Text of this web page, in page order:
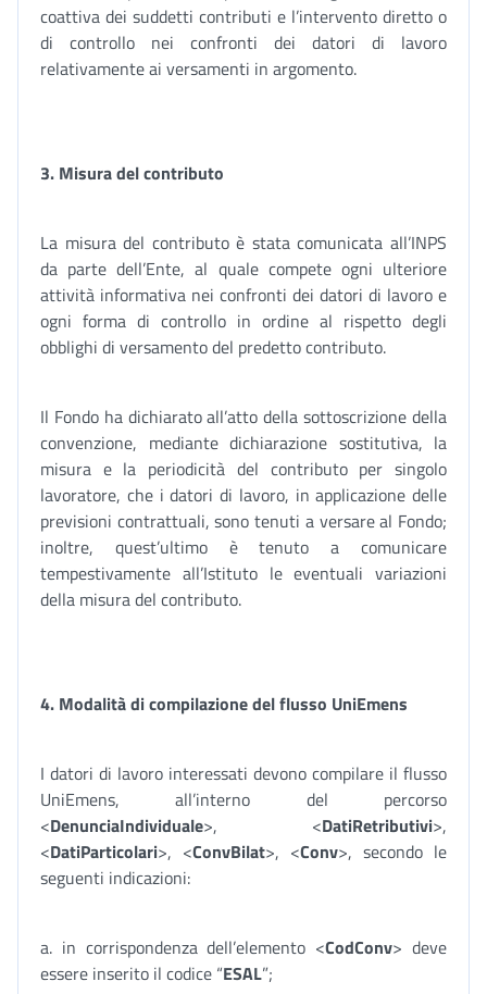
coattiva dei suddetti contributi e l’intervento diretto o
di controllo nei confronti dei datori di lavoro
relativamente ai versamenti in argomento.
3. Misura del contributo
La misura del contributo è stata comunicata all’INPS
da parte dell’Ente, al quale compete ogni ulteriore
attività informativa nei confronti dei datori di lavoro e
ogni forma di controllo in ordine al rispetto degli
obblighi di versamento del predetto contributo.
Il Fondo ha dichiarato all’atto della sottoscrizione della
convenzione, mediante dichiarazione sostitutiva, la
misura e la periodicità del contributo per singolo
lavoratore, che i datori di lavoro, in applicazione delle
previsioni contrattuali, sono tenuti a versare al Fondo;
inoltre, quest’ultimo è tenuto a comunicare
tempestivamente all’Istituto le eventuali variazioni
della misura del contributo.
4. Modalità di compilazione del flusso UniEmens
I datori di lavoro interessati devono compilare il flusso
UniEmens, all’interno del percorso
<DenunciaIndividuale>, <DatiRetributivi>,
<DatiParticolari>, <ConvBilat>, <Conv>, secondo le
seguenti indicazioni:
a. in corrispondenza dell’elemento <CodConv> deve
essere inserito il codice “ESAL”;